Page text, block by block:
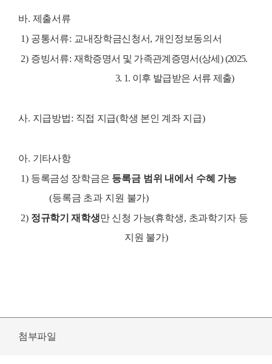
바. 제출서류
1) 공통서류: 교내장학금신청서, 개인정보동의서
2) 증빙서류: 재학증명서 및 가족관계증명서(상세 )(2025.
3. 1. 이후 발급받은 서류 제출)
사. 지급방법: 직접 지급(학생 본인 계좌 지급)
아. 기타사항
1) 등록금성 장학금은 등록금 범위 내에서 수혜 가능
(등록금 초과 지원 불가)
2) 정규학기 재학생만 신청 가능(휴학생, 초과학기자 등
지원 불가)
첨부파일